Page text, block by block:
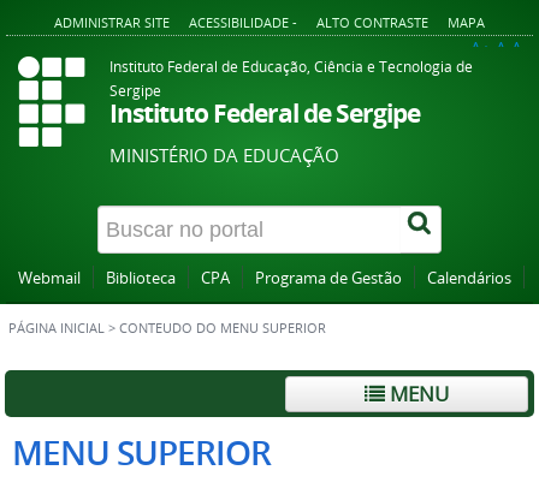
ADMINISTRAR SITE ACESSIBILIDADE - ALTO CONTRASTE MAPA
A+ A A-
Instituto Federal de Educação, Ciência e Tecnologia de
Sergipe
Instituto Federal de Sergipe
MINISTÉRIO DA EDUCAÇÃO
Webmail Biblioteca CPA Programa de Gestão Calendários
PÁGINA INICIAL > CONTEUDO DO MENU SUPERIOR
MENU
MENU SUPERIOR